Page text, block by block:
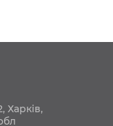
Харків,